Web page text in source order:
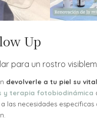
Up
para un rostro
devolverle a tu piel su
y terapia fotobiodinámica
las necesidades específicas